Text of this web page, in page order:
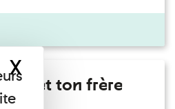
Toi et ton frère
XMasquer le